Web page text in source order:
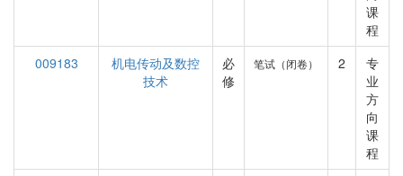
课
程
009183
机电传动及数控
技术
必
修
笔试（闭卷） 2
专
业
方
向
课
程